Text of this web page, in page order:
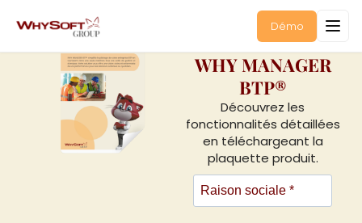
Démo
Documentation
WHY MANAGER
BTP®
Découvrez les
fonctionnalités détaillées
en téléchargeant la
plaquette produit.